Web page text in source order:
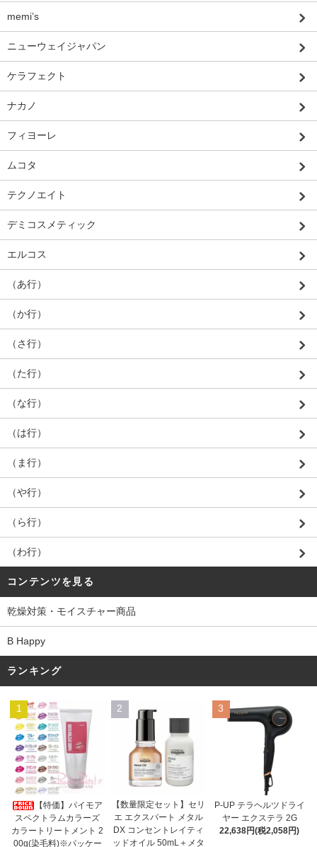
memi’s
ニューウェイジャパン
ケラフェクト
ナカノ
フィヨーレ
ムコタ
テクノエイト
デミコスメティック
エルコス
（あ行）
（か行）
（さ行）
（た行）
（な行）
（は行）
（ま行）
（や行）
（ら行）
（わ行）
コンテンツを見る
乾燥対策・モイスチャー商品
B Happy
ランキング
1
【特価】パイモア
スペクトラムカラーズ
カラートリートメント 2
00g(染毛料)※パッケー
2
【数量限定セット】セリ
エ エクスパート メタル
DX コンセントレイティ
ッドオイル 50mL＋メタ
3
P-UP テラヘルツドライ
ヤー エクステラ 2G
22,638円(税2,058円)